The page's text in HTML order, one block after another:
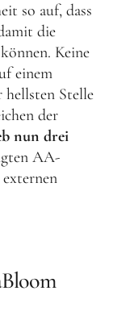
so auf, dass
die
Keine
einem
hellsten Stelle
der
nun drei
AA-